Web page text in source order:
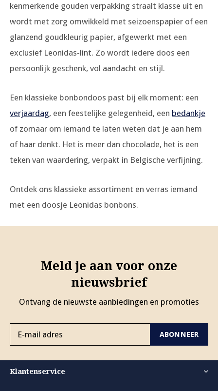
kenmerkende gouden verpakking straalt klasse uit en
wordt met zorg omwikkeld met seizoenspapier of een
glanzend goudkleurig papier, afgewerkt met een
exclusief Leonidas-lint. Zo wordt iedere doos een
persoonlijk geschenk, vol aandacht en stijl.
Een klassieke bonbondoos past bij elk moment: een
verjaardag, een feestelijke gelegenheid, een bedankje
of zomaar om iemand te laten weten dat je aan hem
of haar denkt. Het is meer dan chocolade, het is een
teken van waardering, verpakt in Belgische verfijning.
Ontdek ons klassieke assortiment en verras iemand
met een doosje Leonidas bonbons.
Meld je aan voor onze
nieuwsbrief
Ontvang de nieuwste aanbiedingen en promoties
ABONNEER
Klantenservice